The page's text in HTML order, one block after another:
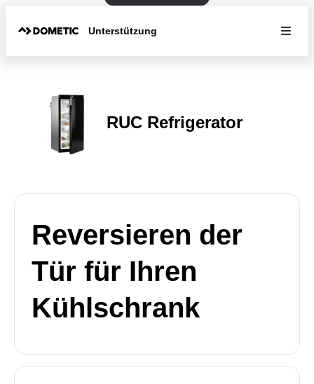
Unterstützung
RUC Refrigerator
Reversieren der
Tür für Ihren
Kühlschrank